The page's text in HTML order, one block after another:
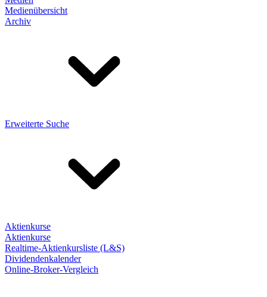
Medienübersicht
Archiv
Erweiterte Suche
Aktienkurse
Aktienkurse
Realtime-Aktienkursliste (L&S)
Dividendenkalender
Online-Broker-Vergleich